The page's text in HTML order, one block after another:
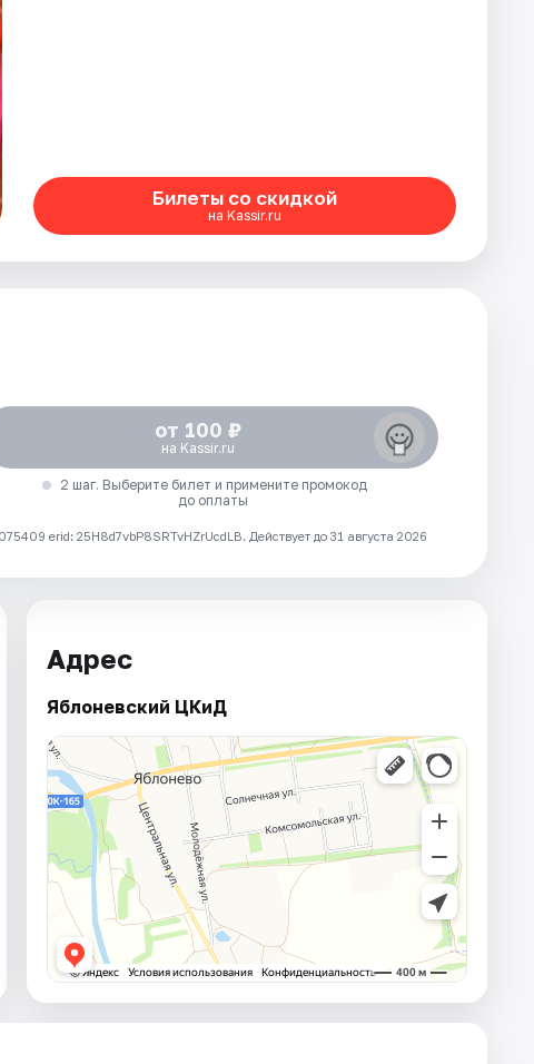
Билеты со скидкой
на Kassir.ru
от 100 ₽
на Kassir.ru
2 шаг. Выберите билет и примените промокод
до оплаты
erid: 25H8d7vbP8SRTvHZrUcdLB. Действует до 31 августа 2026
Адрес
Яблоневский ЦКиД